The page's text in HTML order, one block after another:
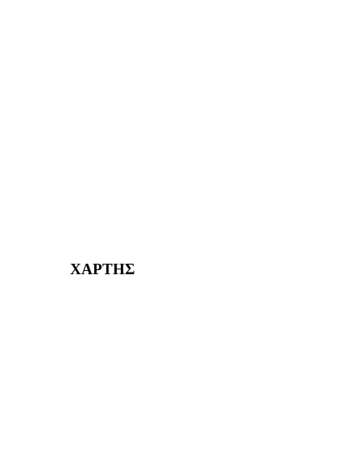
ΧΑΡΤΗΣ